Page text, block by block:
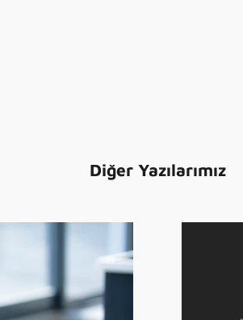
Diğer Yazılarımız